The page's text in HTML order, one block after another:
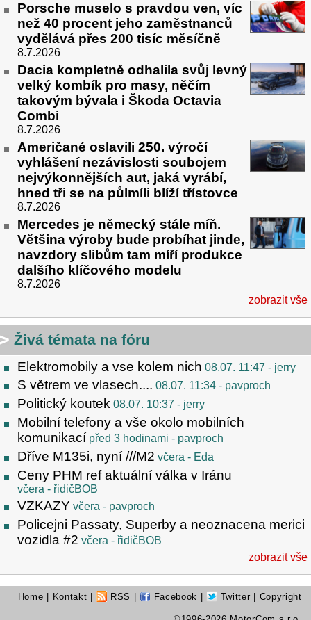
Porsche muselo s pravdou ven, víc
než 40 procent jeho zaměstnanců
vydělává přes 200 tisíc měsíčně
8.7.2026
Dacia kompletně odhalila svůj levný
velký kombík pro masy, něčím
takovým bývala i Škoda Octavia
Combi
8.7.2026
Američané oslavili 250. výročí
vyhlášení nezávislosti soubojem
nejvýkonnějších aut, jaká vyrábí,
hned tři se na půlmíli blíží třístovce
8.7.2026
Mercedes je německý stále míň.
Většina výroby bude probíhat jinde,
navzdory slibům tam míří produkce
dalšího klíčového modelu
8.7.2026
zobrazit vše
Živá témata na fóru
Elektromobily a vse kolem nich 08.07. 11:47 - jerry
S větrem ve vlasech.... 08.07. 11:34 - pavproch
Politický koutek 08.07. 10:37 - jerry
Mobilní telefony a vše okolo mobilních
komunikací před 3 hodinami - pavproch
Dříve M135i, nyní ///M2 včera - Eda
Ceny PHM ref aktuální válka v Iránu
včera - řidičBOB
VZKAZY včera - pavproch
Policejni Passaty, Superby a neoznacena merici
vozidla #2 včera - řidičBOB
zobrazit vše
Home Kontakt RSS Facebook Twitter | Copyright